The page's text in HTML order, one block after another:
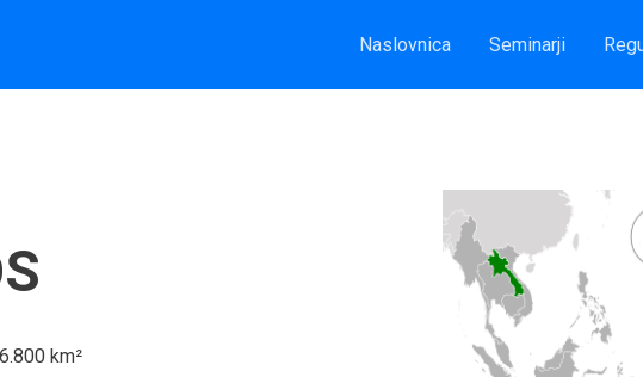
Naslovnica Seminarji
km²